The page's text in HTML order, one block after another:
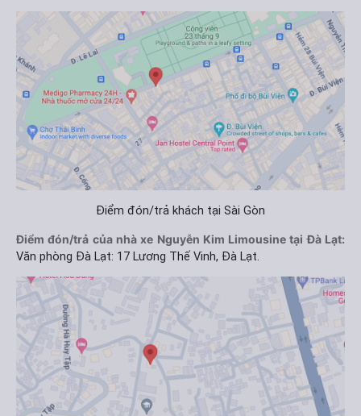
Điểm đón/trả khách tại Sài Gòn
Điểm đón/trả của nhà xe Nguyễn Kim Limousine tại Đà Lạt:
Văn phòng Đà Lạt: 17 Lương Thế Vinh, Đà Lạt.